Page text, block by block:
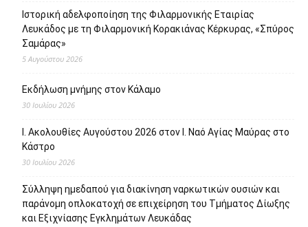
Ιστορική αδελφοποίηση της Φιλαρμονικής Εταιρίας
Λευκάδος με τη Φιλαρμονική Κορακιάνας Κέρκυρας, «Σπύρος
Σαμάρας»
5 Αυγούστου 2026
Εκδήλωση μνήμης στον Κάλαμο
30 Ιουλίου 2026
Ι. Ακολουθίες Αυγούστου 2026 στον Ι. Ναό Αγίας Μαύρας στο
Κάστρο
30 Ιουλίου 2026
Σύλληψη ημεδαπού για διακίνηση ναρκωτικών ουσιών και
παράνομη οπλοκατοχή σε επιχείρηση του Τμήματος Δίωξης
και Εξιχνίασης Εγκλημάτων Λευκάδας